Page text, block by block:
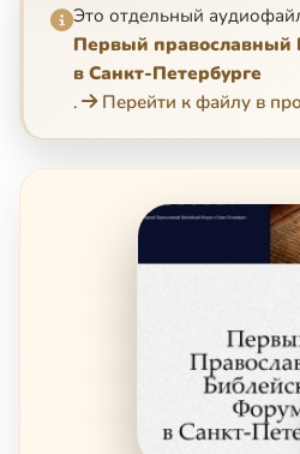
Это отдельный
Первый православный
в Санкт-Петербурге
.
Перейти к файлу в